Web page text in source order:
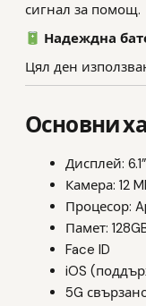
сигнал за помощ.
Надеждна
Цял ден
Основни
Дисплей:
Камера: 12
Процесор:
Памет:
Face ID
iOS
5G